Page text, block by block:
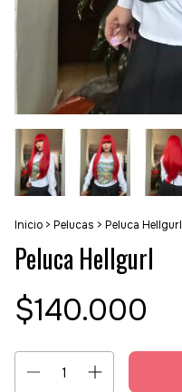
Inicio > Pelucas > Peluca Hellgurl
Peluca Hellgurl
$140.000